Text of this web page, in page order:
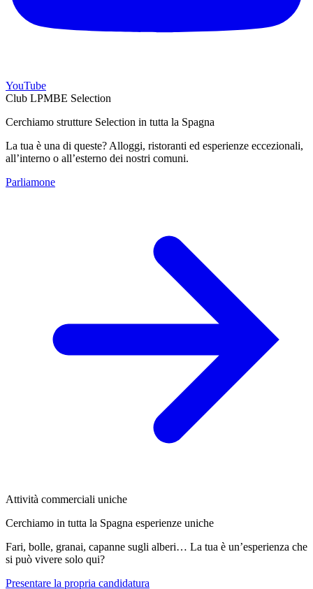
YouTube
Club LPMBE Selection
Cerchiamo strutture Selection in tutta la Spagna
La tua è una di queste? Alloggi, ristoranti ed esperienze eccezionali,
all’interno o all’esterno dei nostri comuni.
Parliamone
Attività commerciali uniche
Cerchiamo in tutta la Spagna esperienze uniche
Fari, bolle, granai, capanne sugli alberi… La tua è un’esperienza che
si può vivere solo qui?
Presentare la propria candidatura